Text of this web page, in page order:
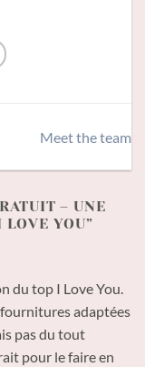
Meet the team
– UNE
LOVE YOU”
du top I Love You.
adaptées
pas du tout
pour le faire en